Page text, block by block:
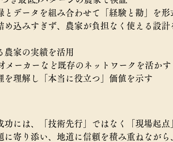
とデータを組み合わせて「経験と勘」を形
め込みすぎず、農家が負担なく使える設計
農家の実績を活用
メーカーなど既存のネットワークを活かす
を理解し「本当に役立つ」価値を示す
功には、「技術先行」ではなく「現場起
に寄り添い、地道に信頼を積み重ねなが